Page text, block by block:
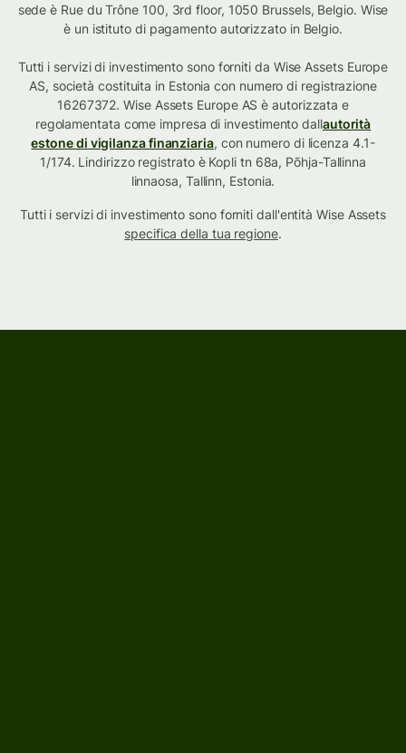
sede è Rue du Trône 100, 3rd floor, 1050 Brussels, Belgio. Wise
è un istituto di pagamento autorizzato in Belgio.
Tutti i servizi di investimento sono forniti da Wise Assets Europe
AS, società costituita in Estonia con numero di registrazione
16267372. Wise Assets Europe AS è autorizzata e
regolamentata come impresa di investimento dallautorità
estone di vigilanza finanziaria, con numero di licenza 4.1-
1/174. Lindirizzo registrato è Kopli tn 68a, Põhja-Tallinna
linnaosa, Tallinn, Estonia.
Tutti i servizi di investimento sono forniti dall'entità Wise Assets
specifica della tua regione.